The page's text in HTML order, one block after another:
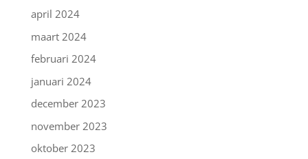
april 2024
maart 2024
februari 2024
januari 2024
december 2023
november 2023
oktober 2023